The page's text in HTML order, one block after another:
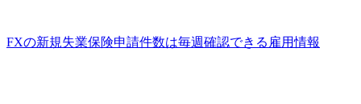
FXの新規失業保険申請件数は毎週確認できる雇用情報